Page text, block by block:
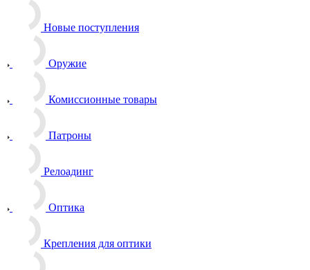
Новые поступления
Оружие
Комиссионные товары
Патроны
Релоадинг
Оптика
Крепления для оптики